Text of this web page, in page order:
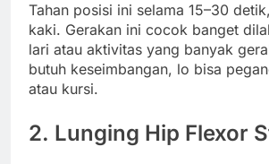
Tahan posisi ini selama 15–30
kaki. Gerakan ini cocok banget
lari atau aktivitas yang banyak
butuh keseimbangan, lo bisa
atau kursi.
2. Lunging Hip Flexor